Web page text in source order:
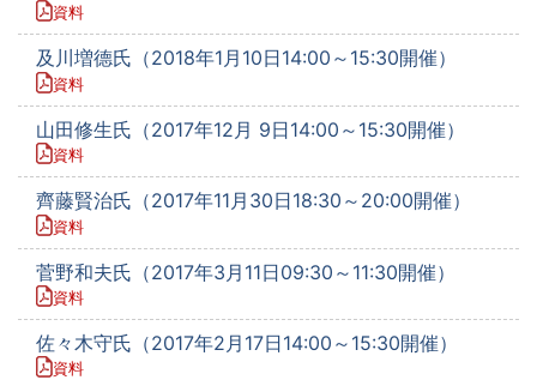
資料
及川増德氏（2018年1月10日14:00～15:30開催）
資料
山田修生氏（2017年12月 9日14:00～15:30開催）
資料
齊藤賢治氏（2017年11月30日18:30～20:00開催）
資料
菅野和夫氏（2017年3月11日09:30～11:30開催）
資料
佐々木守氏（2017年2月17日14:00～15:30開催）
資料